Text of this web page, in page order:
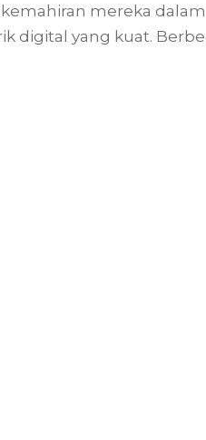
mereka
digital yang kuat.